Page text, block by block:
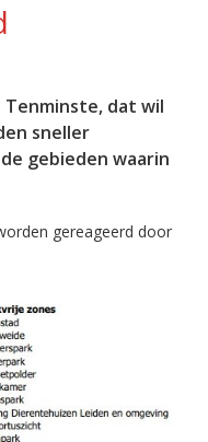
dat wil
sneller
gebieden waarin
gereageerd door